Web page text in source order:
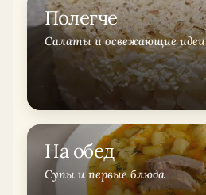
Полегче
Салаты и освежающие идеи
На обед
Супы и первые блюда